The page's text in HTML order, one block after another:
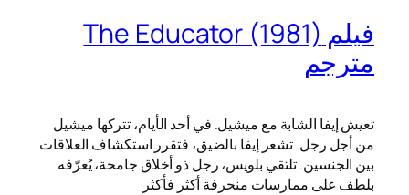
فيلم The Educator (1981)
مترجم
تعيش إيفا الشابة مع ميشيل. في أحد الأيام، تتركها ميشيل
من أجل رجل. تشعر إيفا بالضيق، فتقرر استكشاف العلاقات
بين الجنسين. تلتقي بلويس، رجل ذو أخلاق جامحة، يُعرّفه
بلطف على ممارسات منحرفة أكثر فأكثر